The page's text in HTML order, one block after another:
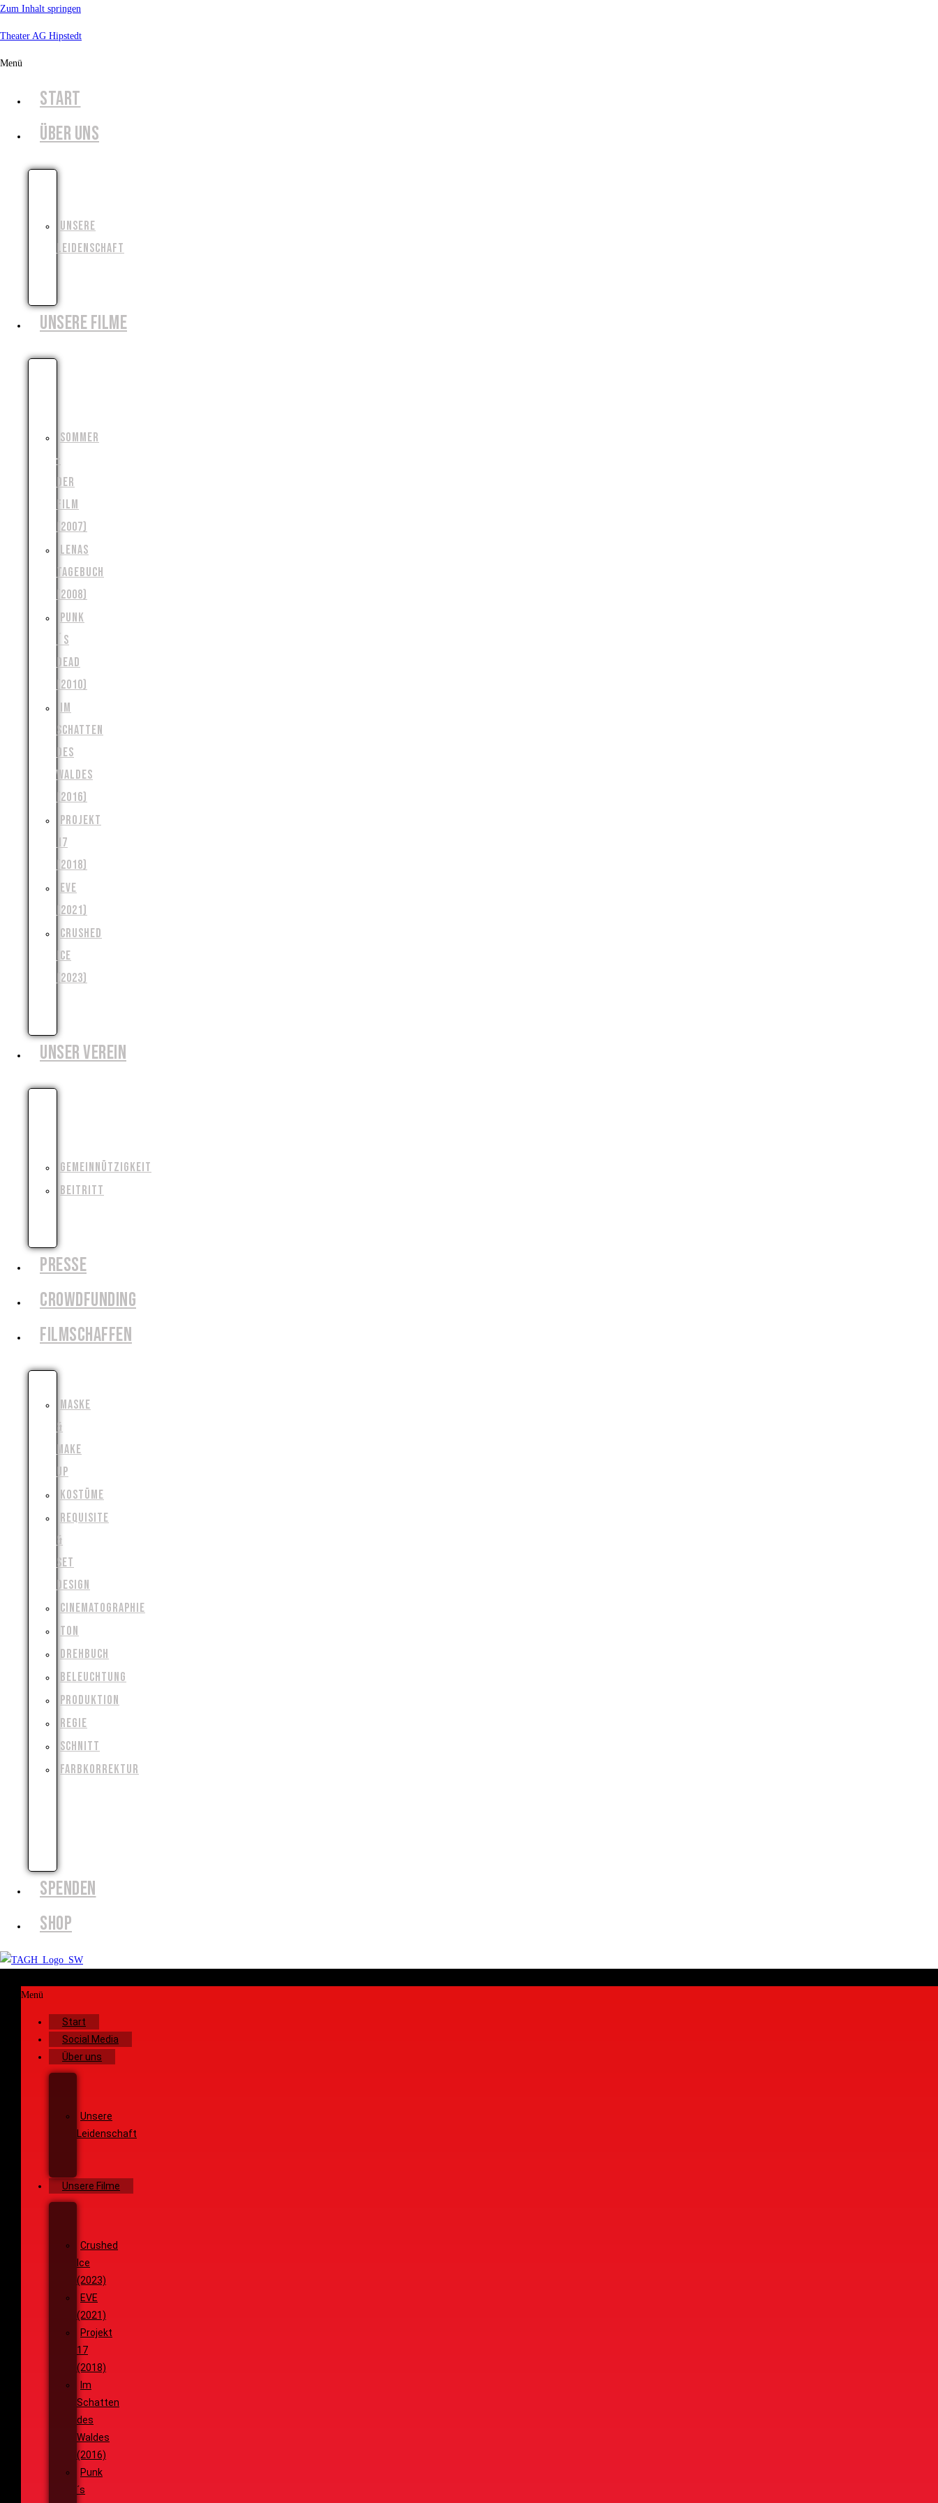
Zum Inhalt springen
Theater AG Hipstedt
Menü
START
ÜBER UNS
UNSERE
LEIDENSCHAFT
UNSERE FILME
SOMMER
–
DER
FILM
(2007)
LENAS
TAGEBUCH
(2008)
PUNK
´S
DEAD
(2010)
IM
SCHATTEN
DES
WALDES
(2016)
PROJEKT
17
(2018)
EVE
(2021)
CRUSHED
ICE
(2023)
UNSER VEREIN
GEMEINNÜTZIGKEIT
BEITRITT
PRESSE
CROWDFUNDING
FILMSCHAFFEN
MASKE
&
MAKE
UP
KOSTÜME
REQUISITE
&
SET
DESIGN
CINEMATOGRAPHIE
TON
DREHBUCH
BELEUCHTUNG
PRODUKTION
REGIE
SCHNITT
FARBKORREKTUR
SPENDEN
SHOP
Menü
Start
Social Media
Über uns
Unsere
Leidenschaft
Unsere Filme
Crushed
Ice
(2023)
EVE
(2021)
Projekt
17
(2018)
Im
Schatten
des
Waldes
(2016)
Punk
´s